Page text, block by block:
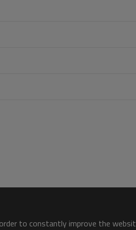
to constantly improve the